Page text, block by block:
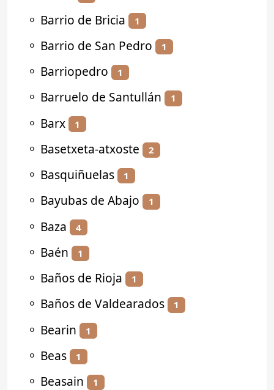
⚬ Barrio de Bricia 1
⚬ Barrio de San Pedro 1
⚬ Barriopedro 1
⚬ Barruelo de Santullán 1
⚬ Barx 1
⚬ Basetxeta-atxoste 2
⚬ Basquiñuelas 1
⚬ Bayubas de Abajo 1
⚬ Baza 4
⚬ Baén 1
⚬ Baños de Rioja 1
⚬ Baños de Valdearados 1
⚬ Bearin 1
⚬ Beas 1
⚬ Beasain 1